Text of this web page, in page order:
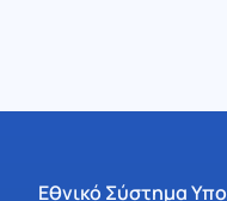
Εθνικό Σύστημα